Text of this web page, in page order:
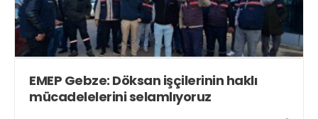
EMEP Gebze: Döksan işçilerinin haklı
mücadelelerini selamlıyoruz